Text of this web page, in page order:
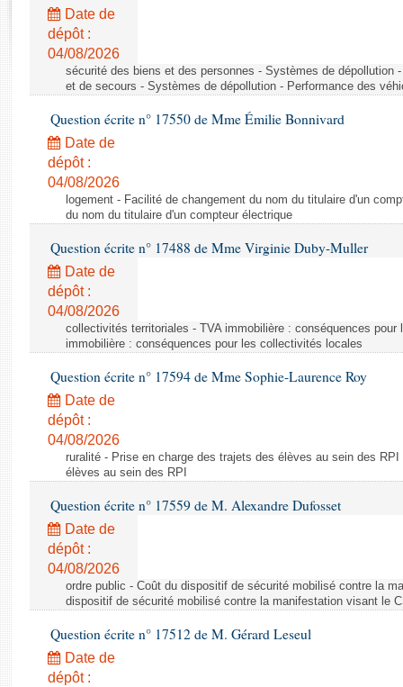
Rapports législatifs
Rapports sur l'application des lois
Baromètre de l’application des lois
Dossiers législatifs
Budget et sécurité sociale
Questions écrites et orales
Comptes rendus des débats
Date de
dépôt :
04/08/2026
sécurité des biens et des personnes - Systèmes de dépollution
et de secours - Systèmes de dépollution - Performance des
Question écrite n° 17550 de Mme Émilie Bonnivard
Date de
dépôt :
04/08/2026
logement - Facilité de changement du nom du titulaire d'un
du nom du titulaire d'un compteur électrique
Question écrite n° 17488 de Mme Virginie Duby-Muller
Date de
dépôt :
04/08/2026
collectivités territoriales - TVA immobilière : conséquences
immobilière : conséquences pour les collectivités locales
Question écrite n° 17594 de Mme Sophie-Laurence Roy
Date de
dépôt :
04/08/2026
ruralité - Prise en charge des trajets des élèves au sein des
élèves au sein des RPI
Question écrite n° 17559 de M. Alexandre Dufosset
Date de
dépôt :
04/08/2026
ordre public - Coût du dispositif de sécurité mobilisé contre la
dispositif de sécurité mobilisé contre la manifestation visant le
Question écrite n° 17512 de M. Gérard Leseul
Date de
dépôt :